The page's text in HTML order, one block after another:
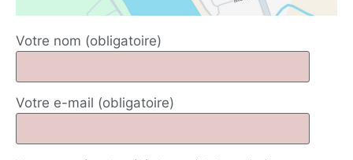
Votre nom (obligatoire)
Votre e-mail (obligatoire)